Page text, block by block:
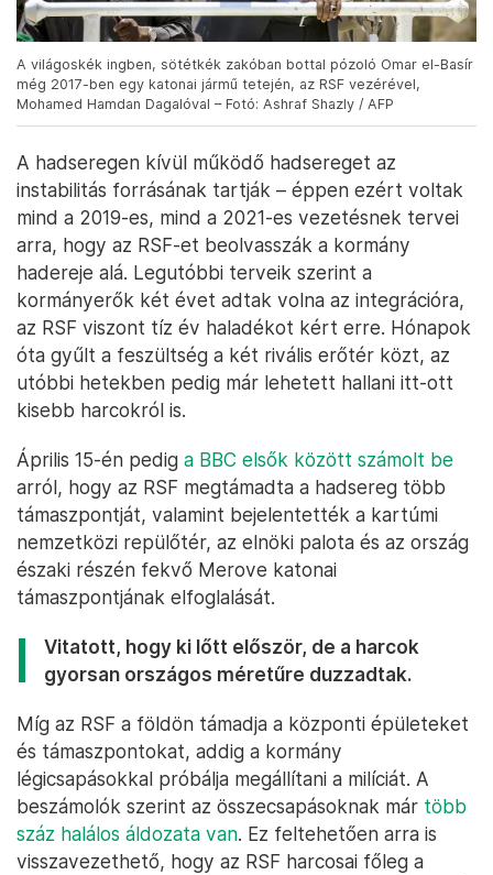
A világoskék ingben, sötétkék zakóban bottal pózoló Omar el-Basír
még 2017-ben egy katonai jármű tetején, az RSF vezérével,
Mohamed Hamdan Dagalóval – Fotó: Ashraf Shazly / AFP
A hadseregen kívül működő hadsereget az
instabilitás forrásának tartják – éppen ezért voltak
mind a 2019-es, mind a 2021-es vezetésnek tervei
arra, hogy az RSF-et beolvasszák a kormány
hadereje alá. Legutóbbi terveik szerint a
kormányerők két évet adtak volna az integrációra,
az RSF viszont tíz év haladékot kért erre. Hónapok
óta gyűlt a feszültség a két rivális erőtér közt, az
utóbbi hetekben pedig már lehetett hallani itt-ott
kisebb harcokról is.
Április 15-én pedig a BBC elsők között számolt be
arról, hogy az RSF megtámadta a hadsereg több
támaszpontját, valamint bejelentették a kartúmi
nemzetközi repülőtér, az elnöki palota és az ország
északi részén fekvő Merove katonai
támaszpontjának elfoglalását.
Vitatott, hogy ki lőtt először, de a harcok
gyorsan országos méretűre duzzadtak.
Míg az RSF a földön támadja a központi épületeket
és támaszpontokat, addig a kormány
légicsapásokkal próbálja megállítani a milíciát. A
beszámolók szerint az összecsapásoknak már több
száz halálos áldozata van. Ez feltehetően arra is
visszavezethető, hogy az RSF harcosai főleg a